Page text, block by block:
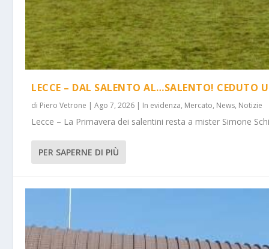
LECCE – DAL SALENTO AL…SALENTO! CEDUTO
di Piero Vetrone |Ago 7, 2026 | In evidenza, Mercato, News, Notizie
Lecce – La Primavera dei salentini resta a mister Simone
PER SAPERNE DI PIÙ